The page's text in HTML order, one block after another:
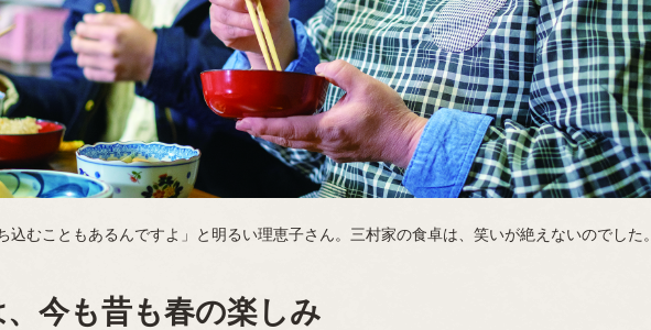
込むこともあるんですよ」と明るい理恵子さん。三村家の食卓は、笑いが絶えないのでした。
今も昔も春の楽しみ